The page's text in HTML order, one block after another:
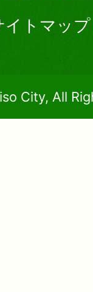
イトマップ
City, All